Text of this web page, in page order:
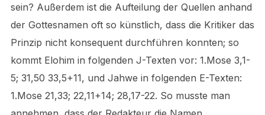
sein? Außerdem ist die Aufteilung der Quellen anhand
der Gottesnamen oft so künstlich, dass die Kritiker das
Prinzip nicht konsequent durchführen konnten; so
kommt Elohim in folgenden J-Texten vor: 1.Mose 3,1-
5; 31,50 33,5+11, und Jahwe in folgenden E-Texten:
1.Mose 21,33; 22,11+14; 28,17-22. So musste man